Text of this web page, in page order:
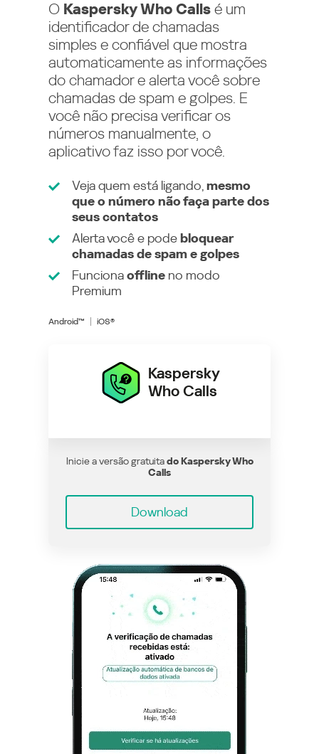
O Kaspersky Who Calls é um
identificador de chamadas
simples e confiável que mostra
automaticamente as informações
do chamador e alerta você sobre
chamadas de spam e golpes. E
você não precisa verificar os
números manualmente, o
aplicativo faz isso por você.
Veja quem está ligando, mesmo
que o número não faça parte dos
seus contatos
Alerta você e podebloquear
chamadas de spam e golpes
Funcionaoffline no modo
Premium
Android™ iOS®
Kaspersky
Who Calls
Inicie a versão gratuitado Kaspersky Who
Calls
Download